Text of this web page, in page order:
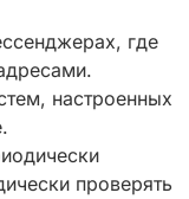
где
настроенных
проверять